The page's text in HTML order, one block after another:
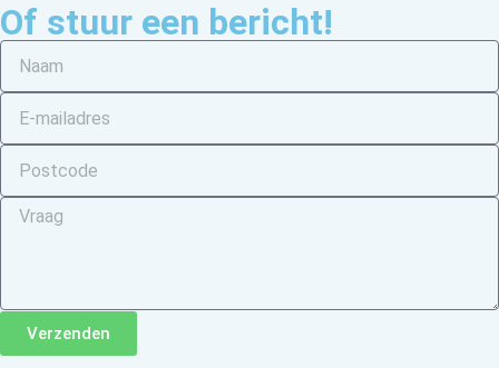
Of stuur een bericht!
Verzenden